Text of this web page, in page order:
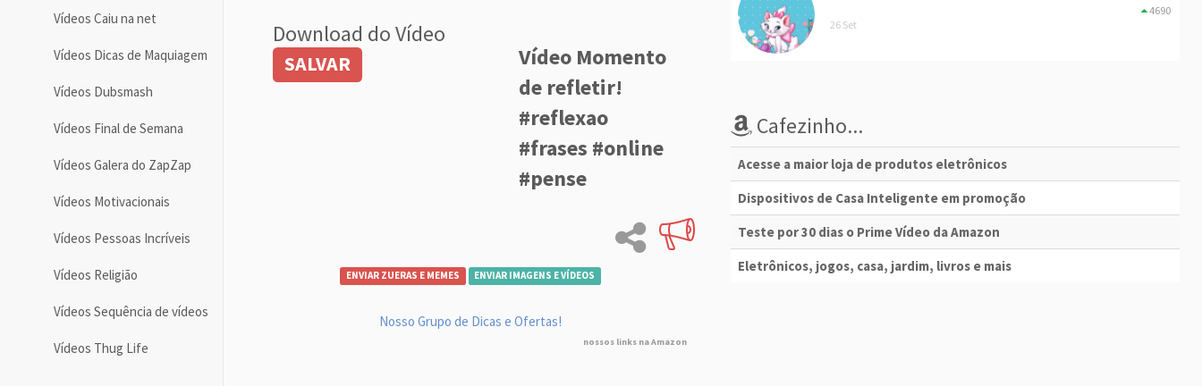
Vídeos Caiu na net
Vídeos Dicas de Maquiagem
Vídeos Dubsmash
Vídeos Final de Semana
Vídeos Galera do ZapZap
Vídeos Motivacionais
Vídeos Pessoas Incríveis
Vídeos Religião
Vídeos Sequência de vídeos
Vídeos Thug Life
Download do Vídeo
SALVAR
Vídeo Momento
de refletir!
#reflexao
#frases #online
#pense
ENVIAR ZUERAS E MEMES ENVIAR IMAGENS E VÍDEOS
Nosso Grupo de Dicas e Ofertas!
nossos links na Amazon
26 Set
4690
Cafezinho...
Acesse a maior loja de produtos eletrônicos
Dispositivos de Casa Inteligente em promoção
Teste por 30 dias o Prime Vídeo da Amazon
Eletrônicos, jogos, casa, jardim, livros e mais